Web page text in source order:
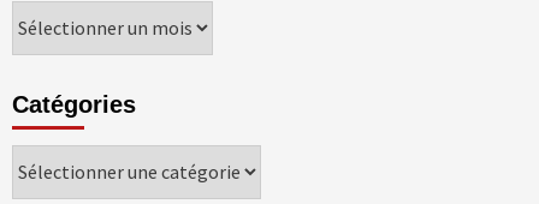
Archives
Catégories
Catégories